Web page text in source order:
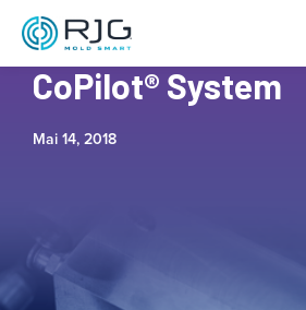
Thomson Plastics
CoPilot® System
Mai 14, 2018